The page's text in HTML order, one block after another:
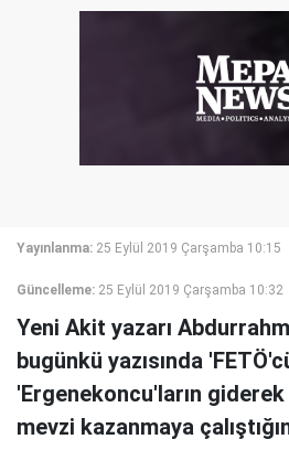
Yayınlanma: 25 Eylül 2019 Çarşamba 10:15
Güncelleme: 25 Eylül 2019 Çarşamba 10:32
Yeni Akit yazarı
bugünkü yazısında
'Ergenekoncu'ların
mevzi kazanmaya